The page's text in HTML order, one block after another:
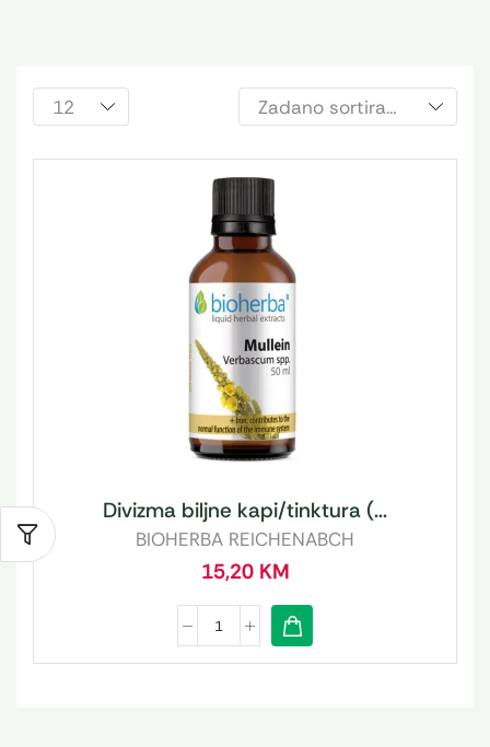
Divizma biljne kapi/tinktura (...
BIOHERBA REICHENABCH
15,20 KM